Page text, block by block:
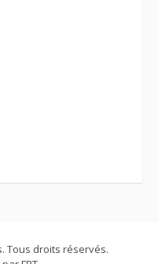
Tous droits réservés.